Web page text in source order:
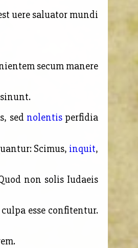
uere saluator mundi
secum manere
sed nolentisperfidia
Scimus, inquit,
non solis Iudaeis
esse confitentur.